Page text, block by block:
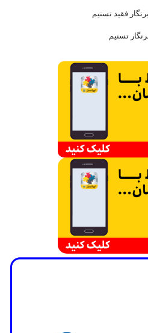
فقید تسنیم
تسنیم